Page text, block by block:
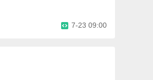
7-23 09:00